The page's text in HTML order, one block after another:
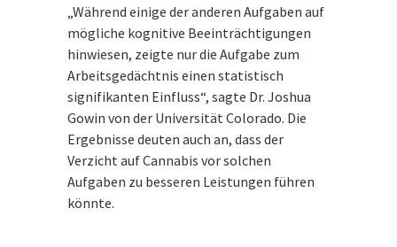
„Während einige der anderen Aufgaben auf
mögliche kognitive Beeinträchtigungen
hinwiesen, zeigte nur die Aufgabe zum
Arbeitsgedächtnis einen statistisch
signifikanten Einfluss“, sagte Dr. Joshua
Gowin von der Universität Colorado. Die
Ergebnisse deuten auch an, dass der
Verzicht auf Cannabis vor solchen
Aufgaben zu besseren Leistungen führen
könnte.